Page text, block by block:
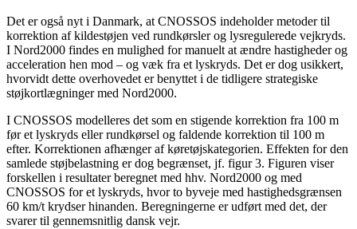
Det er også nyt i Danmark, at CNOSSOS indeholder metoder til
korrektion af kildestøjen ved rundkørsler og lysregulerede vejkryds.
I Nord2000 findes en mulighed for manuelt at ændre hastigheder og
acceleration hen mod – og væk fra et lyskryds. Det er dog usikkert,
hvorvidt dette overhovedet er benyttet i de tidligere strategiske
støjkortlægninger med Nord2000.
I CNOSSOS modelleres det som en stigende korrektion fra 100 m
før et lyskryds eller rundkørsel og faldende korrektion til 100 m
efter. Korrektionen afhænger af køretøjskategorien. Effekten for den
samlede støjbelastning er dog begrænset, jf. figur 3. Figuren viser
forskellen i resultater beregnet med hhv. Nord2000 og med
CNOSSOS for et lyskryds, hvor to byveje med hastighedsgrænsen
60 km/t krydser hinanden. Beregningerne er udført med det, der
svarer til gennemsnitlig dansk vejr.